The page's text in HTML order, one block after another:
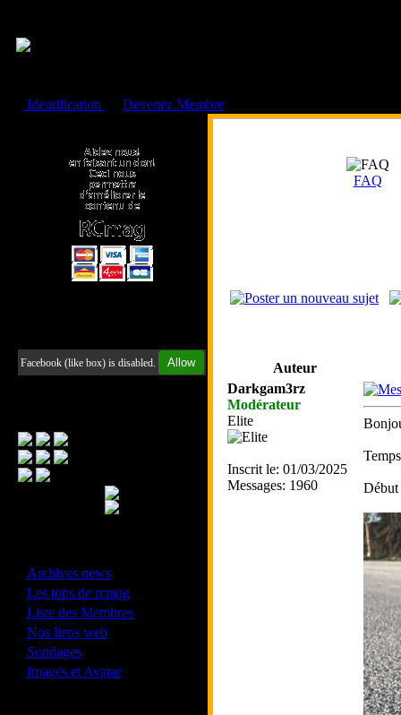
Identification
Devenez Membre
Facebook (like box) is disabled. Allow
Archives news
Les tops de rcmag
Liste des Membres
Nos liens web
Sondages
Images et Avatar
FAQ
Auteur
Darkgam3rz
Modérateur
Elite
Inscrit le: 01/03/2025
Messages: 1960
Début